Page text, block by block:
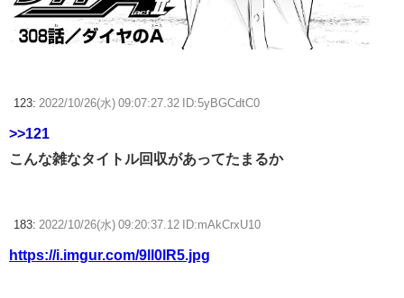
123: 2022/10/26(水) 09:07:27.32 ID:5yBGCdtC0
>>121
こんな雑なタイトル回収があってたまるか
183: 2022/10/26(水) 09:20:37.12 ID:mAkCrxU10
https://i.imgur.com/9ll0lR5.jpg